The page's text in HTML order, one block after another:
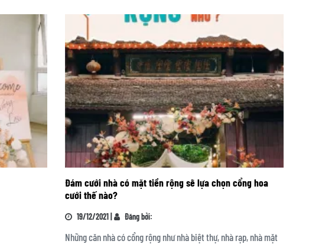
Đám cưới nhà có mặt tiền rộng sẽ lựa chọn cổng hoa
cưới thế nào?
19/12/2021 | Đăng bởi:
Những căn nhà có cổng rộng như nhà biệt thự, nhà rạp, nhà mặt